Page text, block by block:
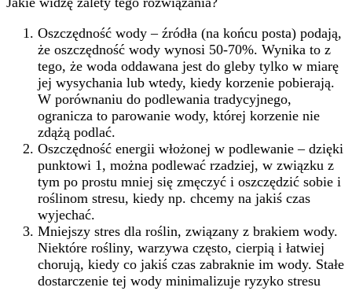
Oszczędność wody – źródła (na końcu posta) podają,
że oszczędność wody wynosi 50-70%. Wynika to z
tego, że woda oddawana jest do gleby tylko w miarę
jej wysychania lub wtedy, kiedy korzenie pobierają.
W porównaniu do podlewania tradycyjnego,
ogranicza to parowanie wody, której korzenie nie
zdążą podlać.
Oszczędność energii włożonej w podlewanie – dzięki
punktowi 1, można podlewać rzadziej, w związku z
tym po prostu mniej się zmęczyć i oszczędzić sobie i
roślinom stresu, kiedy np. chcemy na jakiś czas
wyjechać.
Mniejszy stres dla roślin, związany z brakiem wody.
Niektóre rośliny, warzywa często, cierpią i łatwiej
chorują, kiedy co jakiś czas zabraknie im wody. Stałe
dostarczenie tej wody minimalizuje ryzyko stresu